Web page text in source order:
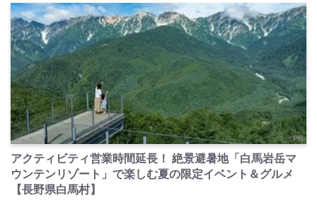
PR
アクティビティ営業時間延長！ 絶景避暑地「白馬岩岳マ
ウンテンリゾート」で楽しむ夏の限定イベント＆グルメ
【長野県白馬村】